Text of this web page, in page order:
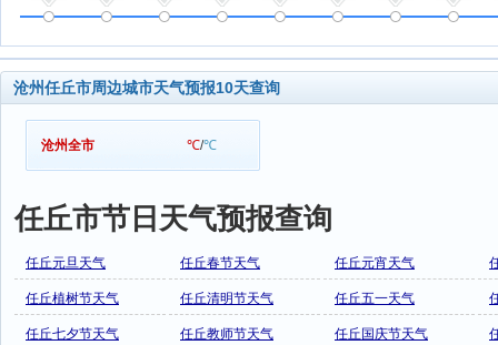
沧州任丘市周边城市天气预报10天查询
沧州全市 ℃/℃
任丘市节日天气预报查询
任丘元旦天气 任丘春节天气 任丘元宵天气
任丘植树节天气 任丘清明节天气 任丘五一天气
任丘七夕节天气 任丘教师节天气 任丘国庆节天气